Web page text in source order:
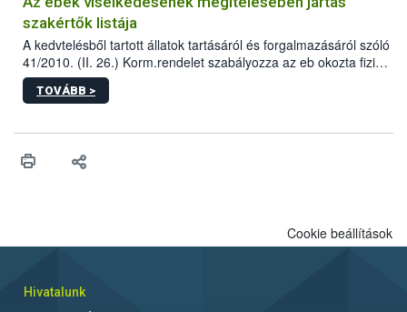
szakértők listája
A kedvtelésből tartott állatok tartásáról és forgalmazásáról szóló
41/2010. (II. 26.) Korm.rendelet szabályozza az eb okozta fizikai
sérülés, illetve ennek veszélye keletkezésekor felmerülő
hatósági feladatokat, valamint a veszélyes eb tartását és annak
vonni az ebek viselkedésének megítélésében jártas szakértőt.
TOVÁBB >
Cookie beállítások
Hivatalunk